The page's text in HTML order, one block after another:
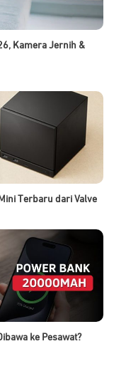
Kamera Jernih &
Terbaru dari Valve
ke Pesawat?